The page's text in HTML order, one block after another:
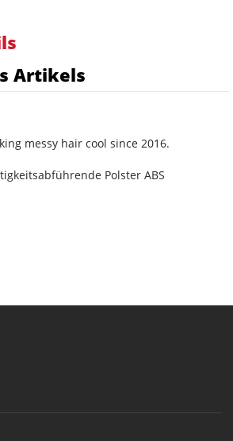
Artikels
messy hair cool since 2016.
Polster ABS